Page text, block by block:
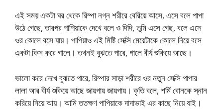
এই সময় একটা ঘর থেকে রিম্পা নগ্ন শরীরে বেরিয়ে আসে, এসে বলে পাপা
উঠে গেছে, তারপর পাপিয়াকে দেখে বলে ও দিদি, তুমি এসে গেছ, বলে এসে
ওর কোলে বসে যায়। পাপিয়াও এই মিষ্টি সেক্সি মেয়েটাকে কোলে নিয়ে বসে
একটা কিস করে গালে। তখনই বুঝতে পারে, গালে বীর্য শুকিয়ে আছে।
ভালো করে দেখে বুঝতে পারে, রিম্পার সাড়া শরীরে ওর নতুন সেক্সি পাপার
লালা আর বীর্য শুকিয়ে আছে জায়গায় জায়গায়। কৃতি বলে, শর্মি বোনকে স্নান
করিয়ে নিয়ে আয়। আমি ততক্ষণ পাপিয়াকে দাদাভাই এর কাছে নিয়ে যাই।